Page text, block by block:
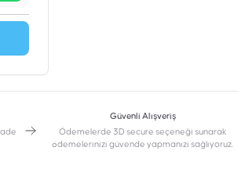
Güvenli Alışveriş
Ödemelerde 3D secure seçeneği sunarak
ödemelerinizi güvende yapmanızı sağlıyoruz.